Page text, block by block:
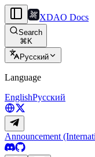
XDAO Docs
Search
⌘ K
Русский
Language
EnglishРусский
Announcement